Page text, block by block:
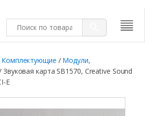
Комплектующие / Модули,
Звуковая карта SB1570, Creative Sound
E